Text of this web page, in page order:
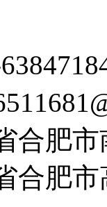
合肥
合肥